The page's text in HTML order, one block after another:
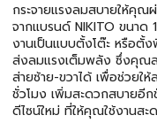
กระจายแรงลมสบายให้คุ
จากแบรนด์ NIKITO ขนาด
งานเป็นแบบตั้งโต๊ะ หรือ
ส่งลมแรงเต็มพลัง ซึ่งคุณส
ส่ายซ้าย-ขวาได้ เพื่อช่วยใ
ชั่วโมง เพิ่มสะดวกสบายอี
ดีไซน์ใหม่ ที่ให้คุณใช้งานส